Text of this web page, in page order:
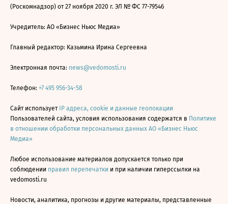
(Роскомнадзор) от 27 ноября 2020 г. ЭЛ № ФС 77-79546
Учредитель: АО «Бизнес Ньюс Медиа»
Главный редактор: Казьмина Ирина Сергеевна
Электронная почта: news@vedomosti.ru
Телефон: +7 495 956-34-58
Сайт использует IP адреса, cookie и данные геолокации
Пользователей сайта, условия использования содержатся в Политике
в отношении обработки персональных данных АО «Бизнес Ньюс
Медиа»
Любое использование материалов допускается только при
соблюдении правил перепечатки и при наличии гиперссылки на
vedomosti.ru
Новости, аналитика, прогнозы и другие материалы, представленные